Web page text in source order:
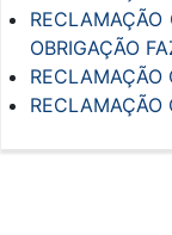
OBRIGAÇÃO
RECLAMAÇÃO
RECLAMAÇÃO